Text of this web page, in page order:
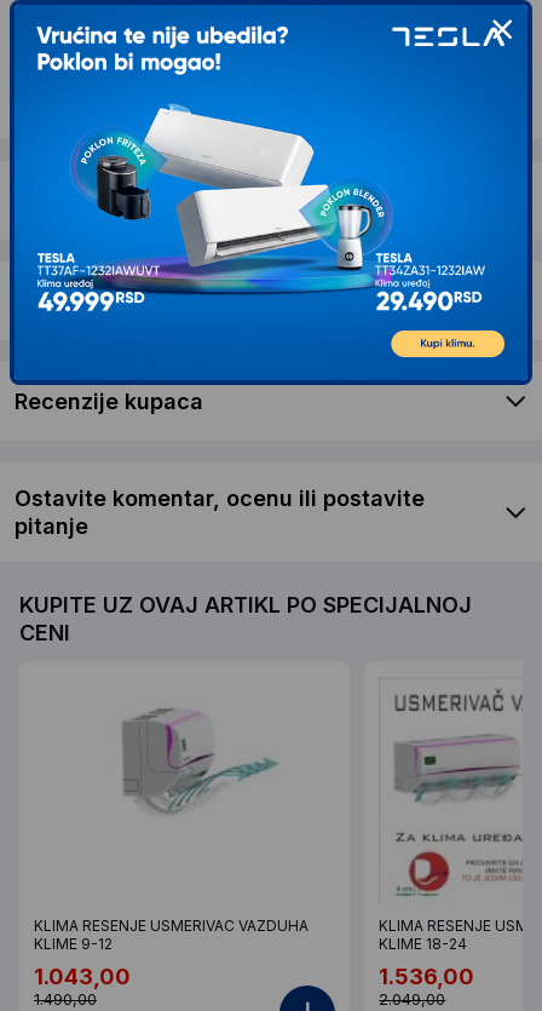
Kontaktirajte nas
Opis proizvoda DAIKIN Sensira
FTXC35E/RXC35E Inverter klima uređaj
Dostava i povrat
Garancija
Recenzije kupaca
Ostavite komentar, ocenu ili postavite
pitanje
KUPITE UZ OVAJ ARTIKL PO SPECIJALNOJ
CENI
KLIMA RESENJE USMERIVAC VAZDUHA
KLIME 9-12
1.043,00
1.490,00
KLIMA RESENJE
KLIME 18-24
1.536,00
2.049,00